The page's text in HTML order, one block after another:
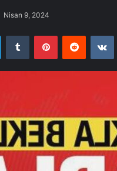
Nisan 9, 2024
LinkedInTumblr PinterestReddit